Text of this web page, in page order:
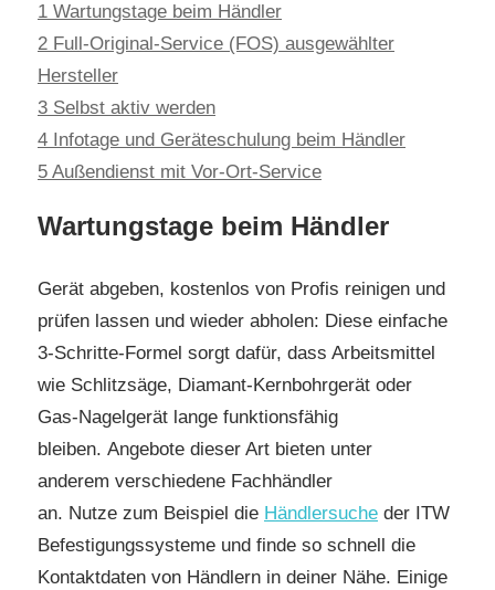
1 Wartungstage beim Händler
2 Full-Original-Service (FOS) ausgewählter
Hersteller
3 Selbst aktiv werden
4 Infotage und Geräteschulung beim Händler
5 Außendienst mit Vor-Ort-Service
Wartungstage beim Händler
Gerät abgeben, kostenlos von Profis reinigen und
prüfen lassen und wieder abholen: Diese einfache
3-Schritte-Formel sorgt dafür, dass Arbeitsmittel
wie Schlitzsäge, Diamant-Kernbohrgerät oder
Gas-Nagelgerät lange funktionsfähig
bleiben. Angebote dieser Art bieten unter
anderem verschiedene Fachhändler
an. Nutze zum Beispiel die Händlersuche der ITW
Befestigungssysteme und finde so schnell die
Kontaktdaten von Händlern in deiner Nähe. Einige